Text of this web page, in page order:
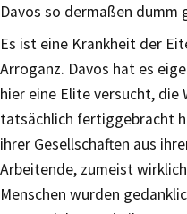
Davos so dermaßen dumm
Es ist eine Krankheit der
Arroganz. Davos hat es
hier eine Elite versucht, die
tatsächlich fertiggebracht
ihrer Gesellschaften aus
Arbeitende, zumeist
Menschen wurden